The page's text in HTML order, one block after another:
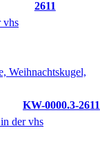
2611
vhs
KW-0000.3-2611
der vhs